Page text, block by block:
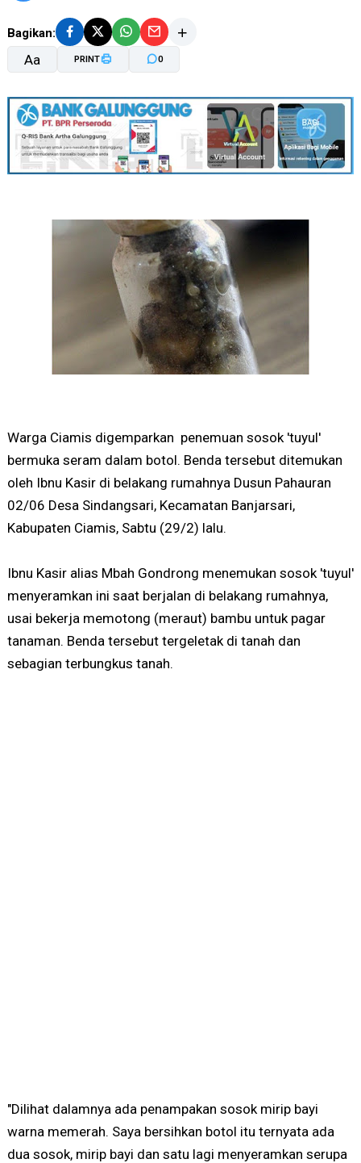
Bagikan:
Aa
A-
PRINT 0
Warga Ciamis digemparkan penemuan sosok 'tuyul'
bermuka seram dalam botol. Benda tersebut ditemukan
oleh Ibnu Kasir di belakang rumahnya Dusun Pahauran
02/06 Desa Sindangsari, Kecamatan Banjarsari,
Kabupaten Ciamis, Sabtu (29/2) lalu.
Ibnu Kasir alias Mbah Gondrong menemukan sosok 'tuyul'
menyeramkan ini saat berjalan di belakang rumahnya,
usai bekerja memotong (meraut) bambu untuk pagar
tanaman. Benda tersebut tergeletak di tanah dan
sebagian terbungkus tanah.
"Dilihat dalamnya ada penampakan sosok mirip bayi
warna memerah. Saya bersihkan botol itu ternyata ada
dua sosok, mirip bayi dan satu lagi menyeramkan serupa